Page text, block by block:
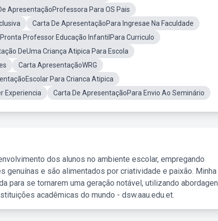
ApresentaçãoProfessora Para OS Pais
Carta De ApresentaçãoPara Ingresae Na Faculdade
Professor Educação InfantilPara Curriculo
DeUma Criança Atipica Para Escola
Carta ApresentaçãoWRG
Para Crianca Atipica
Experiencia
Carta De ApresentaçãoPara Envio Ao Seminário
dos alunos no ambiente escolar, empregando
e são alimentados por criatividade e paixão. Minha
para se tornarem uma geração notável, utilizando
acadêmicas do mundo - dsw.aau.edu.et.